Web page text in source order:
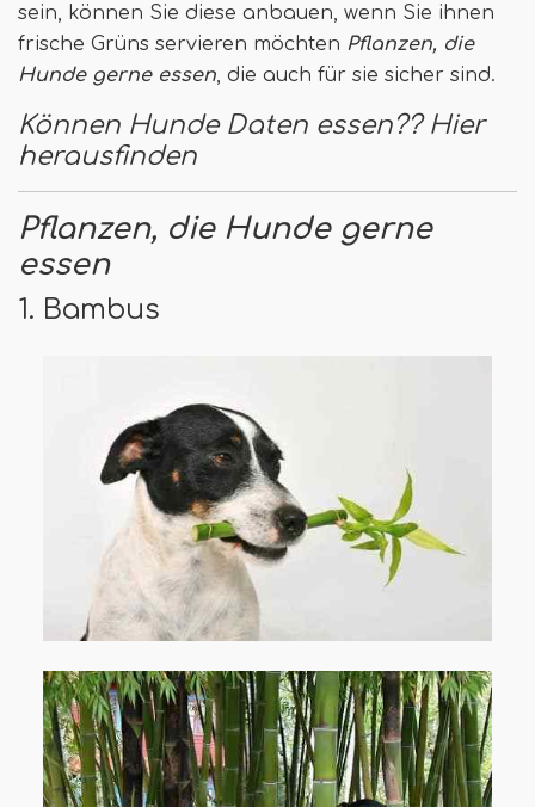
sein, können Sie diese anbauen, wenn Sie ihnen
frische Grüns servieren möchten Pflanzen, die
Hunde gerne essen , die auch für sie sicher sind.
Können Hunde Daten essen?? Hier
herausfinden
Pflanzen, die Hunde gerne
essen
1. Bambus